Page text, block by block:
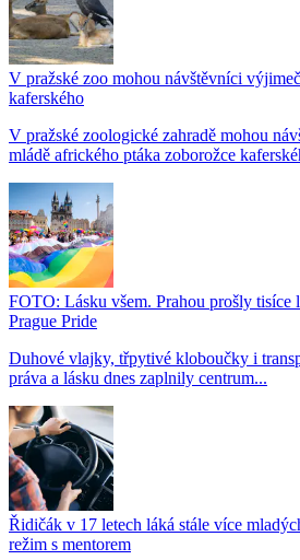
V pražské zoo mohou návštěvníci
kaferského
V pražské zoologické zahradě mohou
mládě afrického ptáka zoborožce
FOTO: Lásku všem. Prahou prošly tisíce
Prague Pride
Duhové vlajky, třpytivé kloboučky i
práva a lásku dnes zaplnily centrum...
Řidičák v 17 letech láká stále více
režim s mentorem